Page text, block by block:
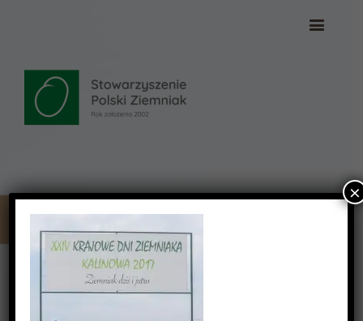
_DSC3784 (Copy)
_DSC3784 (Copy)
×